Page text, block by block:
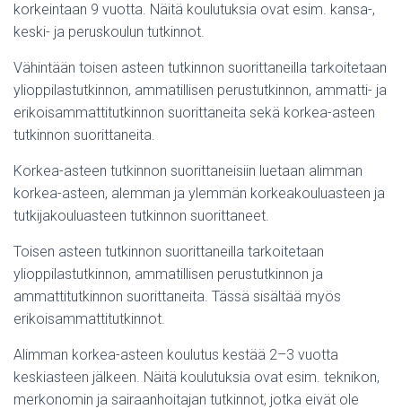
korkeintaan 9 vuotta. Näitä koulutuksia ovat esim. kansa-,
keski- ja peruskoulun tutkinnot.
Vähintään toisen asteen tutkinnon suorittaneilla tarkoitetaan
ylioppilastutkinnon, ammatillisen perustutkinnon, ammatti- ja
erikoisammattitutkinnon suorittaneita sekä korkea-asteen
tutkinnon suorittaneita.
Korkea-asteen tutkinnon suorittaneisiin luetaan alimman
korkea-asteen, alemman ja ylemmän korkeakouluasteen ja
tutkijakouluasteen tutkinnon suorittaneet.
Toisen asteen tutkinnon suorittaneilla tarkoitetaan
ylioppilastutkinnon, ammatillisen perustutkinnon ja
ammattitutkinnon suorittaneita. Tässä sisältää myös
erikoisammattitutkinnot.
Alimman korkea-asteen koulutus kestää 2–3 vuotta
keskiasteen jälkeen. Näitä koulutuksia ovat esim. teknikon,
merkonomin ja sairaanhoitajan tutkinnot, jotka eivät ole